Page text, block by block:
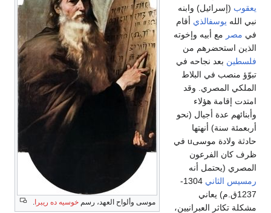
موسى وألواح العهد، رسم خوسيه ده ريبرا .
يعقوب (إسرائيل) وابنه
نبي الله يوسفالذي أقام
في مصر مع أبيه وإخوته
الذين استحضرهم من
فلسطين بعد نجاحه في
تبوّؤ منصب في البلاط
الملكي المصري. وقد
امتدت إقامة هؤلاء
وأبنائهم عدة أجيال (نحو
أربعمئة سنة) أنهتها
حادثة ولادة موسىu في
ظرف كان الفرعون
المصري (يحتمل أنه
رمسيس الثاني
1304-
1237ق.م) يعاني
مشكلة تكاثر العبرانيين،